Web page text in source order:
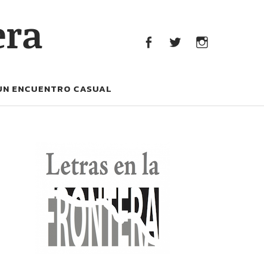
ENCUENTRO CASUAL